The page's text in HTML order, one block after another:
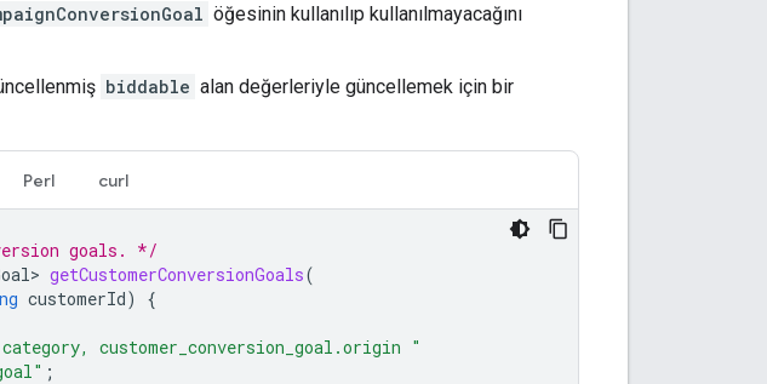
öğesinin kullanılıp kullanılmayacağını
biddable alan değerleriyle güncellemek için bir
Perl curl
goals. */
getCustomerConversionGoals(
customerId)
{
customer_conversion_goal.origin "
;